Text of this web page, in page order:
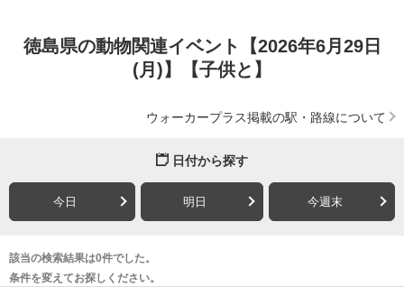
徳島県の動物関連イベント【2026年6月29日
(月)】【子供と】
ウォーカープラス掲載の駅・路線について
日付から探す
今日 明日 今週末
該当の検索結果は0件でした。
条件を変えてお探しください。